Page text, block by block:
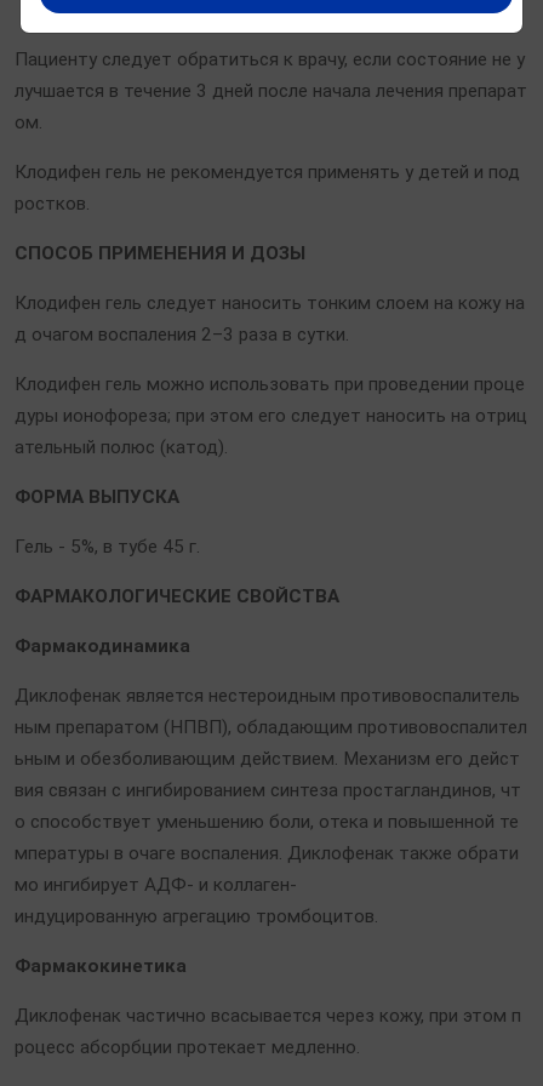
лнительного лечения).
Пациенту следует обратиться к врачу, если состояние не у
лучшается в течение 3 дней после начала лечения препарат
ом.
Клодифен гель не рекомендуется применять у детей и под
ростков.
СПОСОБ ПРИМЕНЕНИЯ И ДОЗЫ
Клодифен гель следует наносить тонким слоем на кожу на
д очагом воспаления 2–3 раза в сутки.
Клодифен гель можно использовать при проведении проце
дуры ионофореза; при этом его следует наносить на отриц
ательный полюс (катод).
ФОРМА ВЫПУСКА
Гель - 5%, в тубе 45 г.
ФАРМАКОЛОГИЧЕСКИЕ СВОЙСТВА
Фармакодинамика
Диклофенак является нестероидным противовоспалитель
ным препаратом (НПВП), обладающим противовоспалител
ьным и обезболивающим действием. Механизм его дейст
вия связан с ингибированием синтеза простагландинов, чт
о способствует уменьшению боли, отека и повышенной те
мпературы в очаге воспаления. Диклофенак также обрати
мо ингибирует АДФ- и коллаген-
индуцированную агрегацию тромбоцитов.
Фармакокинетика
Диклофенак частично всасывается через кожу, при этом п
роцесс абсорбции протекает медленно.